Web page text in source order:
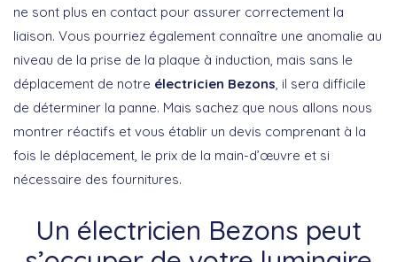
ne sont plus en contact pour assurer correctement la
liaison. Vous pourriez également connaître une anomalie au
niveau de la prise de la plaque à induction, mais sans le
déplacement de notre électricien Bezons , il sera difficile
de déterminer la panne. Mais sachez que nous allons nous
montrer réactifs et vous établir un devis comprenant à la
fois le déplacement, le prix de la main-d’œuvre et si
nécessaire des fournitures.
Un électricien Bezons peut